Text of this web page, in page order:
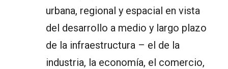
urbana, regional y espacial en vista
del desarrollo a medio y largo plazo
de la infraestructura – el de la
industria, la economía, el comercio,